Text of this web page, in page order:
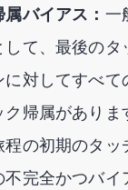
バイアス： 一
て、最後のタ
に対してすべ
ク帰属があり
の初期のタッ
完全かつバイ